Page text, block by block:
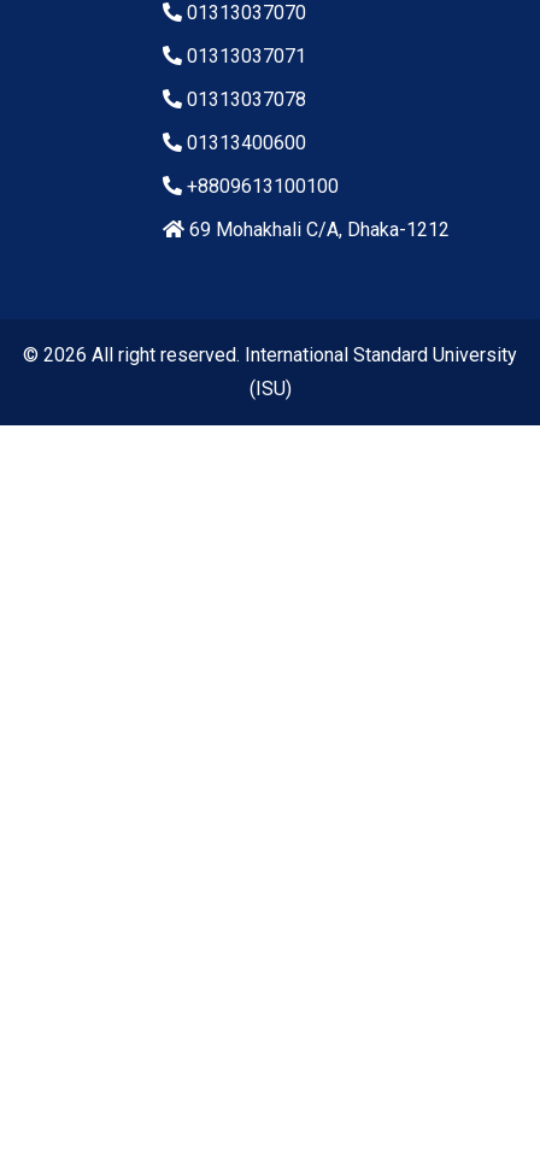
01313037070
01313037071
01313037078
01313400600
+8809613100100
69 Mohakhali C/A, Dhaka-1212
© 2026 All right reserved. International Standard University
(ISU)